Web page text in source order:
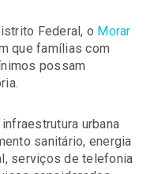
Federal, o Morar
que famílias com
possam
urbana
sanitário, energia
serviços de telefonia